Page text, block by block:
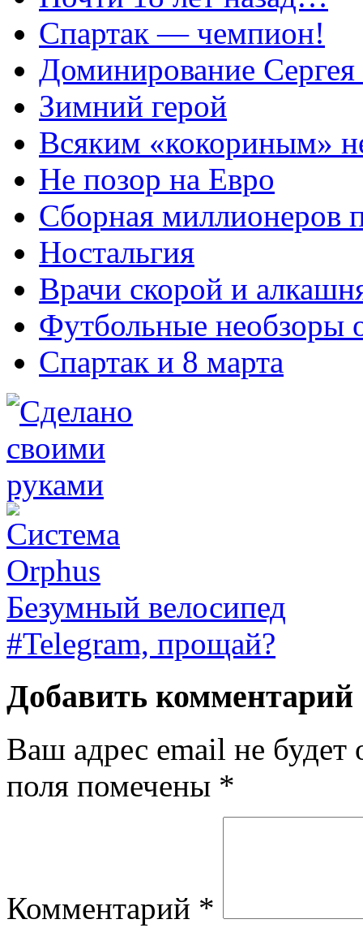
Спартак — чемпион!
Доминирование Сергея
Зимний герой
Всяким «кокориным»
Не позор на Евро
Сборная миллионеров
Ностальгия
Врачи скорой и
Футбольные необзоры
Спартак и 8 марта
Безумный велосипед
#Telegram, прощай?
Добавить комментарий
Ваш адрес email не будет
поля помечены *
Комментарий *